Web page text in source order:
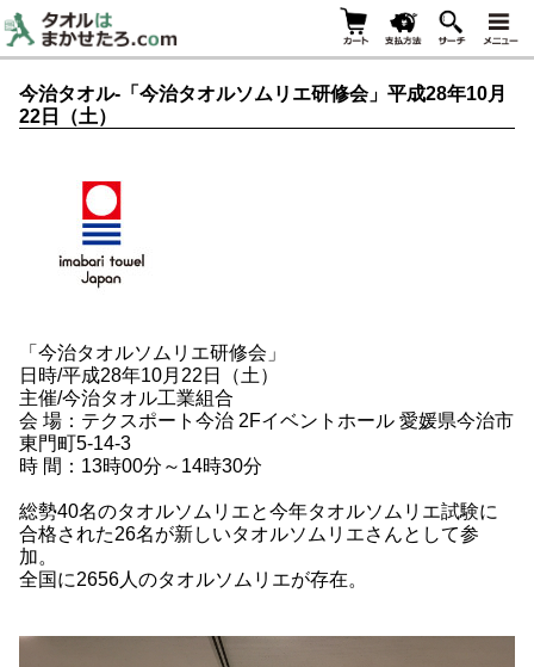
今治タオル-「今治タオルソムリエ研修会」平成28年10月
22日（土）
「今治タオルソムリエ研修会」
日時/平成28年10月22日（土）
主催/今治タオル工業組合
会 場：テクスポート今治 2Fイベントホール 愛媛県今治市
東門町5-14-3
時 間：13時00分～14時30分
総勢40名のタオルソムリエと今年タオルソムリエ試験に
合格された26名が新しいタオルソムリエさんとして参
加。
全国に2656人のタオルソムリエが存在。